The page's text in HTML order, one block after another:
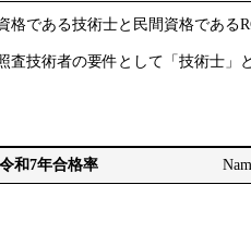
格である技術士と民間資格である
査技術者の要件として「技術士」
和7年合格率